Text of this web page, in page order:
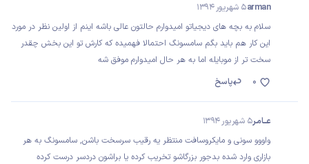
arman5 شهریور 1394
سلام به بچه های دیجیاتو امیدوارم حالتون عالی باشه اینم از اولین نظر در مورد
این کار هم باید بگم سامسونگ احتمالا فهمیده که کارش تو این بخش چقدر
سخت تر از موبایله اما به هر حال امیدوارم موفق شه
پاسخ
0
عـــامـر5 شهریور 1394
واووو سونی و مایکروسافت منتظر یه رقیب سرسخت باشن, سامسونگ به هر
بازاری وارد شده بدجور بزرگاشو تخریب کرده یا براشون دردسر درست کرده